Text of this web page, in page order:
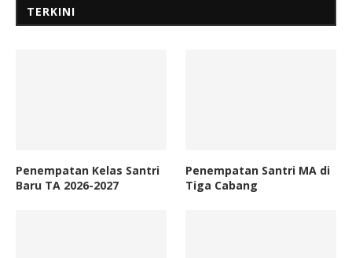
TERKINI
Penempatan Kelas Santri
Baru TA 2026-2027
Penempatan Santri MA di
Tiga Cabang